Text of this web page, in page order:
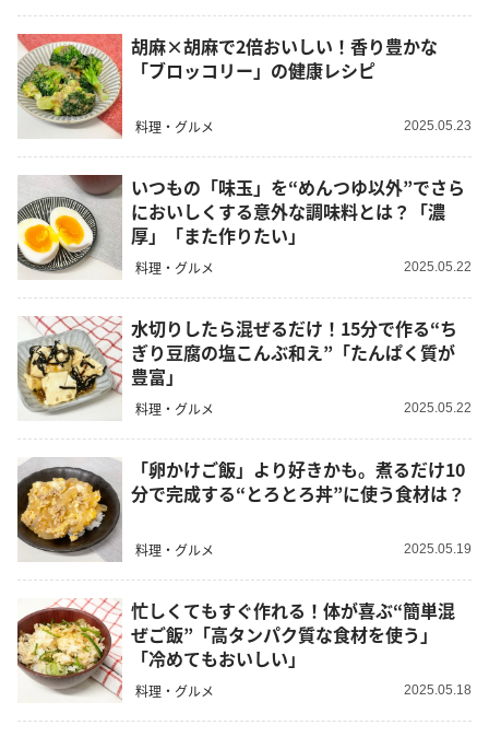
胡麻×胡麻で2倍おいしい！香り豊かな
「ブロッコリー」の健康レシピ
料理・グルメ 2025.05.23
いつもの「味玉」を“めんつゆ以外”でさら
においしくする意外な調味料とは？「濃
厚」「また作りたい」
料理・グルメ 2025.05.22
水切りしたら混ぜるだけ！15分で作る“ち
ぎり豆腐の塩こんぶ和え”「たんぱく質が
豊富」
料理・グルメ 2025.05.22
「卵かけご飯」より好きかも。煮るだけ10
分で完成する“とろとろ丼”に使う食材は？
料理・グルメ 2025.05.19
忙しくてもすぐ作れる！体が喜ぶ“簡単混
ぜご飯”「高タンパク質な食材を使う」
「冷めてもおいしい」
料理・グルメ 2025.05.18